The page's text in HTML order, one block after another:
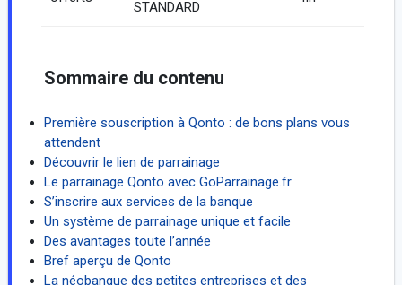
STANDARD
Sommaire du contenu
Première souscription à Qonto : de bons plans vous
attendent
Découvrir le lien de parrainage
Le parrainage Qonto avec GoParrainage.fr
S’inscrire aux services de la banque
Un système de parrainage unique et facile
Des avantages toute l’année
Bref aperçu de Qonto
La néobanque des petites entreprises et des